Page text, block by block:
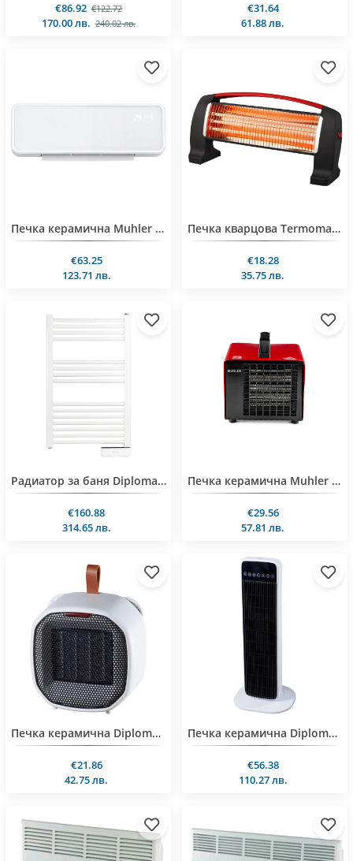
€86.92 €122.72
170.00 лв. 240.02 лв.
€31.64
61.88 лв.
Печка керамична Muhler MCW-2035, 2000W, стенна, стъклен панел, LED дисплей, дистанционно управление
€63.25
123.71 лв.
Печка кварцова Termomax TR312, 1200W, 3 тръби
€18.28
35.75 лв.
Радиатор за бaня Diplomat К070, 750W, флуид, LED дисплей
€160.88
314.65 лв.
Печка керамична Muhler MMF-2290, 2000W, метална
€29.56
57.81 лв.
Печка керамична Diplomat P1, 1400W
€21.86
42.75 лв.
Печка керамична Diplomat P19, 2000W, кула, LED дисплей, дистанционно упр.
€56.38
110.27 лв.